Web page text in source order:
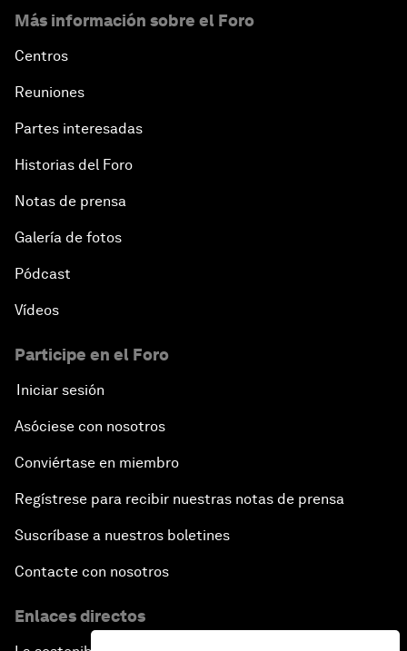
Más información sobre el Foro
Centros
Reuniones
Partes interesadas
Historias del Foro
Notas de prensa
Galería de fotos
Pódcast
Vídeos
Participe en el Foro
Iniciar sesión
Asóciese con nosotros
Conviértase en miembro
Regístrese para recibir nuestras notas de prensa
Suscríbase a nuestros boletines
Contacte con nosotros
Enlaces directos